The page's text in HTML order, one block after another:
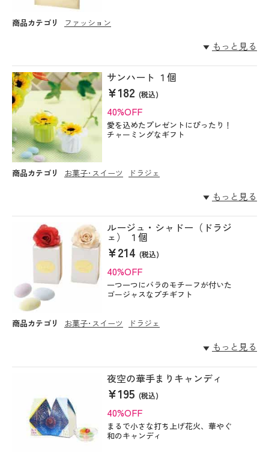
商品カテゴリ ファッション
もっと見る
サンハート １個
¥182(税込)
40%OFF
愛を込めたプレゼントにぴったり！
チャーミングなギフト
商品カテゴリ お菓子･スイーツ ドラジェ
もっと見る
ルージュ・シャドー（ドラジ
ェ） １個
¥214(税込)
40%OFF
一つ一つにバラのモチーフが付いた
ゴージャスなプチギフト
商品カテゴリ お菓子･スイーツ ドラジェ
もっと見る
夜空の華手まりキャンディ
¥195(税込)
40%OFF
まるで小さな打ち上げ花火、華やぐ
和のキャンディ